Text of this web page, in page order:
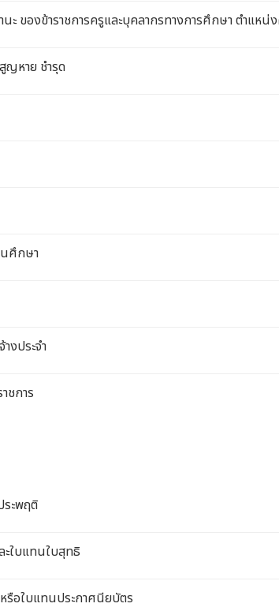
ะ ของข้าราชการครูและบุคลากรทางการศึกษา ตำแหน่
ญหาย ชำรุด
นศึกษา
งประจำ
ชการ
ะพฤติ
ใบแทนใบสุทธิ
รือใบแทนประกาศนียบัตร